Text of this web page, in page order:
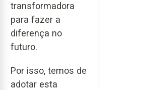
transformadora
para fazer a
diferença no
futuro.
Por isso, temos de
adotar esta